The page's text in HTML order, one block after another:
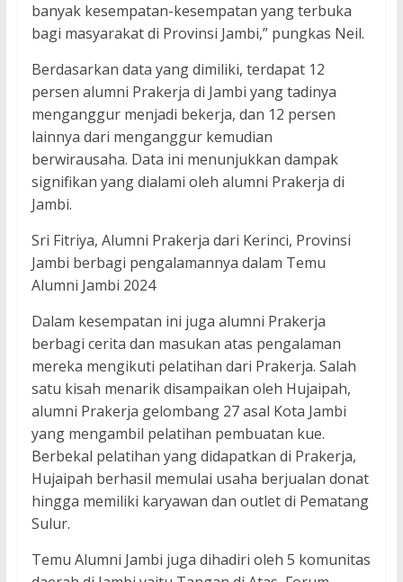
banyak kesempatan-kesempatan yang terbuka
bagi masyarakat di Provinsi Jambi,” pungkas Neil.
Berdasarkan data yang dimiliki, terdapat 12
persen alumni Prakerja di Jambi yang tadinya
menganggur menjadi bekerja, dan 12 persen
lainnya dari menganggur kemudian
berwirausaha. Data ini menunjukkan dampak
signifikan yang dialami oleh alumni Prakerja di
Jambi.
Sri Fitriya, Alumni Prakerja dari Kerinci, Provinsi
Jambi berbagi pengalamannya dalam Temu
Alumni Jambi 2024
Dalam kesempatan ini juga alumni Prakerja
berbagi cerita dan masukan atas pengalaman
mereka mengikuti pelatihan dari Prakerja. Salah
satu kisah menarik disampaikan oleh Hujaipah,
alumni Prakerja gelombang 27 asal Kota Jambi
yang mengambil pelatihan pembuatan kue.
Berbekal pelatihan yang didapatkan di Prakerja,
Hujaipah berhasil memulai usaha berjualan donat
hingga memiliki karyawan dan outlet di Pematang
Sulur.
Temu Alumni Jambi juga dihadiri oleh 5 komunitas